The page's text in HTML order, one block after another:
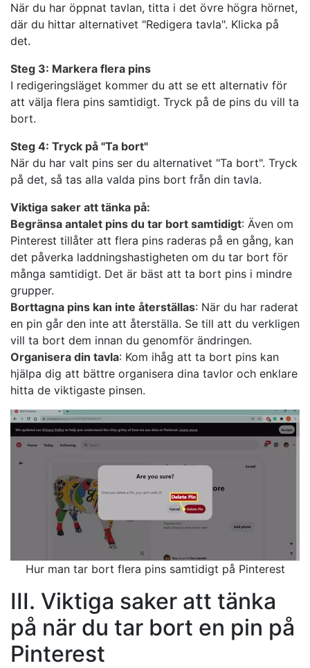
När du har öppnat tavlan, titta i det övre högra hörnet,
där du hittar alternativet "Redigera tavla". Klicka på
det.
Steg 3: Markera flera pins
I redigeringsläget kommer du att se ett alternativ för
att välja flera pins samtidigt. Tryck på de pins du vill ta
bort.
Steg 4: Tryck på "Ta bort"
När du har valt pins ser du alternativet "Ta bort". Tryck
på det, så tas alla valda pins bort från din tavla.
Viktiga saker att tänka på:
Begränsa antalet pins du tar bort samtidigt: Även om
Pinterest tillåter att flera pins raderas på en gång, kan
det påverka laddningshastigheten om du tar bort för
många samtidigt. Det är bäst att ta bort pins i mindre
grupper.
Borttagna pins kan inte återställas: När du har raderat
en pin går den inte att återställa. Se till att du verkligen
vill ta bort dem innan du genomför ändringen.
Organisera din tavla: Kom ihåg att ta bort pins kan
hjälpa dig att bättre organisera dina tavlor och enklare
hitta de viktigaste pinsen.
Hur man tar bort flera pins samtidigt på Pinterest
III. Viktiga saker att tänka
på när du tar bort en pin på
Pinterest